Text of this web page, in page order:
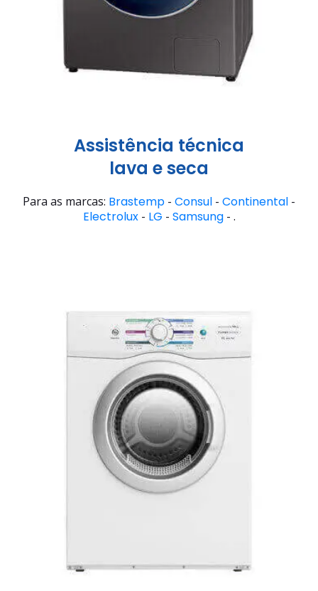
Assistência técnica
lava e seca
Para as marcas: Brastemp - Consul - Continental -
Electrolux- LG - Samsung- .